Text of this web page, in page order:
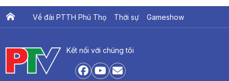
Về đài PTTH Phú Thọ Thời sự Gameshow
Kết nối với chúng tôi